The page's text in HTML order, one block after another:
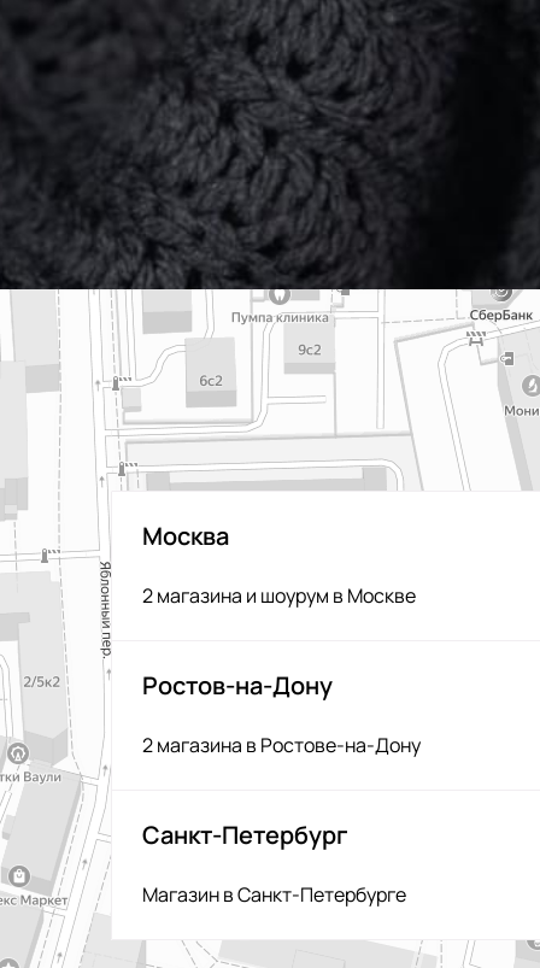
Москва
2 магазина и шоурум в Москве
Ростов-на-Дону
2 магазина в Ростове-на-Дону
Санкт-Петербург
Магазин в Санкт-Петербурге